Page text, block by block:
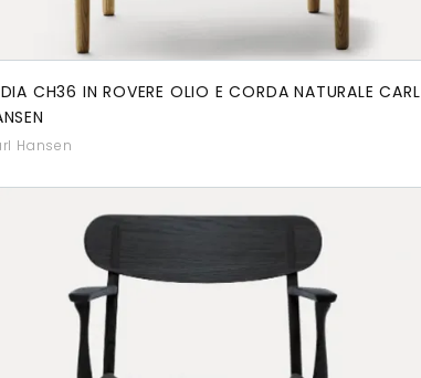
CH36 IN ROVERE OLIO E CORDA NATURALE CARL
Hansen